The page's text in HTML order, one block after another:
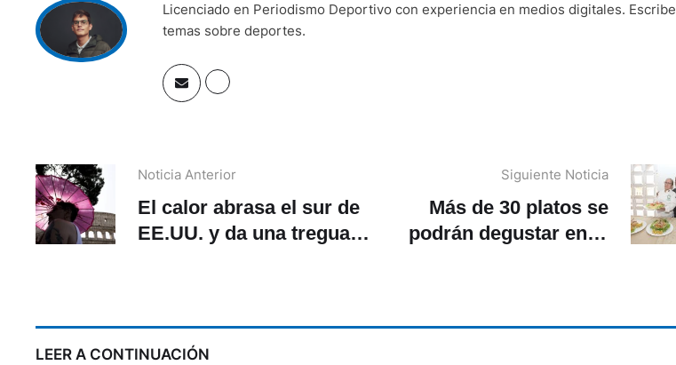
Licenciado en Periodismo Deportivo con experiencia en medios digitales. Escribe
temas sobre deportes.
Noticia Anterior
El calor abrasa el sur de
EE.UU. y da una tregua a
Siguiente Noticia
Más de 30 platos se
podrán degustar en el
LEER A CONTINUACIÓN